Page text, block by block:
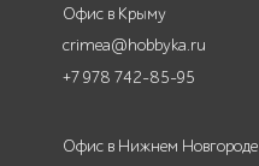
Офис в Крыму
crimea@hobbyka.ru
+7 978 742-85-95
Офис в Нижнем Новгороде